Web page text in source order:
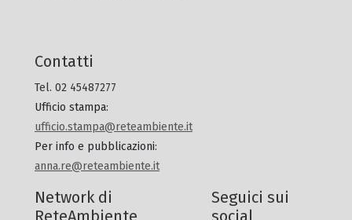
Contatti
Tel. 02 45487277
Ufficio stampa:
ufficio.stampa@reteambiente.it
Per info e pubblicazioni:
anna.re@reteambiente.it
Network di
ReteAmbiente
Seguici sui
social